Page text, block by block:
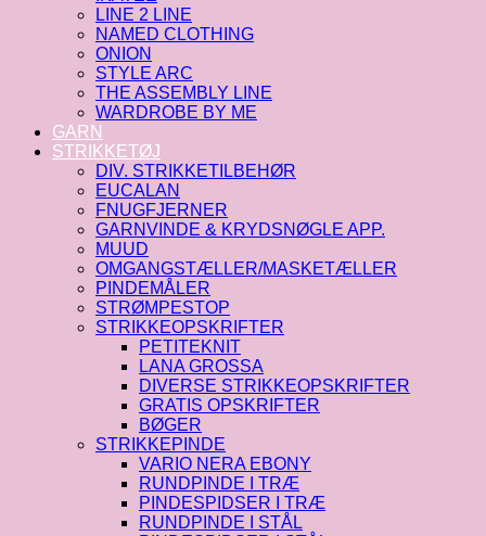
LINE 2 LINE
NAMED CLOTHING
ONION
STYLE ARC
THE ASSEMBLY LINE
WARDROBE BY ME
GARN
STRIKKETØJ
DIV. STRIKKETILBEHØR
EUCALAN
FNUGFJERNER
GARNVINDE & KRYDSNØGLE APP.
MUUD
OMGANGSTÆLLER/MASKETÆLLER
PINDEMÅLER
STRØMPESTOP
STRIKKEOPSKRIFTER
PETITEKNIT
LANA GROSSA
DIVERSE STRIKKEOPSKRIFTER
GRATIS OPSKRIFTER
BØGER
STRIKKEPINDE
VARIO NERA EBONY
RUNDPINDE I TRÆ
PINDESPIDSER I TRÆ
RUNDPINDE I STÅL